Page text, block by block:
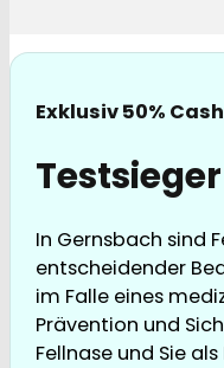
Exklusiv 50%
In Gernsbach sind
entscheidender
im Falle eines
Prävention und
Fellnase und Sie